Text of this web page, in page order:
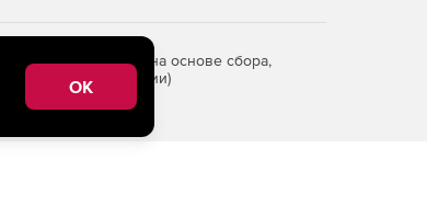
информации на основе сбора,
Федерации)
OK